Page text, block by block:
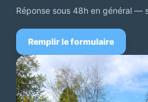
Réponse sous 48h en général —
Remplir le formulaire